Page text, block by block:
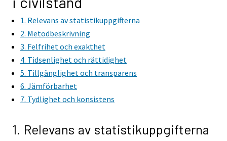
1. Relevans av statistikuppgifterna
2. Metodbeskrivning
3. Felfrihet och exakthet
4. Tidsenlighet och rättidighet
5. Tillgänglighet och transparens
6. Jämförbarhet
7. Tydlighet och konsistens
1. Relevans av statistikuppgifterna